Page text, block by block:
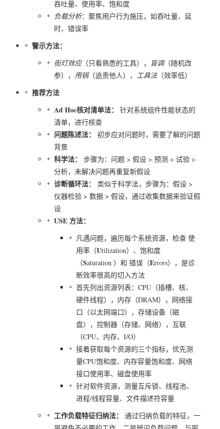
吞吐量、使用率、饱和度
负载分析：聚焦用户行为施压，如吞吐量、延
时、错误率
警示方法：
街灯效应（只看熟悉的工具）， 盲调（随机改
参）， 甩锅（追责他人）， 工具法（效率低）
推荐方法
Ad Hoc核对清单法：
针对系统组件性能状态的
清单，进行核查
问题陈述法：
初步应对问题时，需要了解的问题
背景
科学法：
步骤为：问题 > 假设 > 预测 > 试验 >
分析，未解决问题再重复新假设
诊断循环法：
类似于科学法，步骤为：假设 >
仪器检验 > 数据 > 假设，通过收集数据来验证假
设
USE 方法：
凡遇问题，遍历每个系统资源，检查 使
用率（Utilization）、饱和度
（Saturation ）和 错误（Errors），是诊
断效率很高的切入方法
首先列出资源列表：CPU（插槽、核、
硬件线程），内存（DRAM），网络接
口（以太网端口），存储设备（磁
盘），控制器（存储、网络），互联
（CPU、内存、I/O）
接着获取每个资源的三个指标，优先测
量CPU饱和度、内存容量饱和度、网络
接口使用率、磁盘使用率
针对软件资源，测量互斥锁、线程池、
进程/线程容量、文件描述符容量
工作负载特征归纳法：
通过归纳负载的特征，一